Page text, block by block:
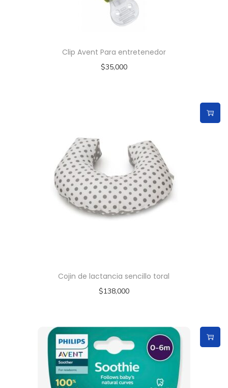
Clip Avent Para entretenedor
$35,000
Cojin de lactancia sencillo toral
$138,000